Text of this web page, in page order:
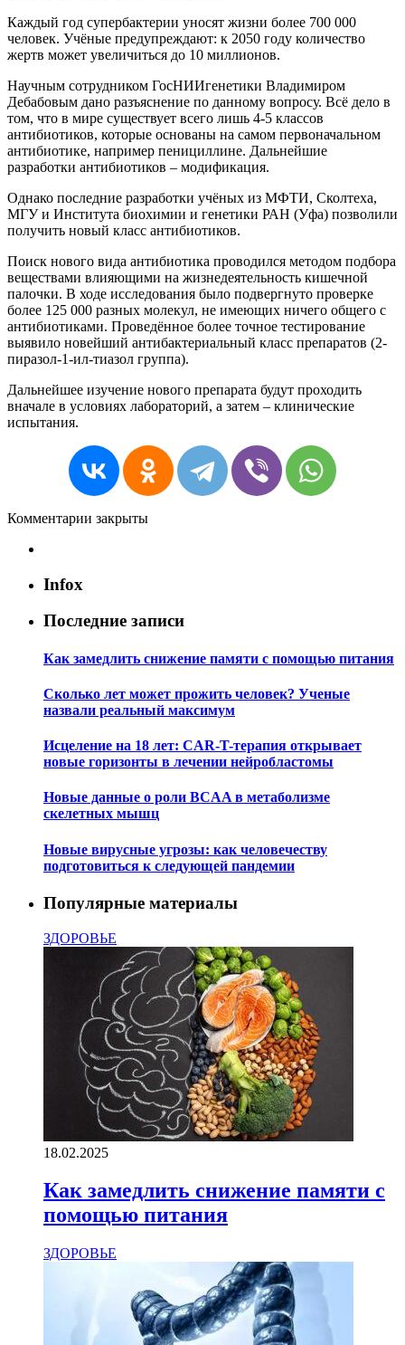
Каждый год супербактерии уносят жизни более 700 000
человек. Учёные предупреждают: к 2050 году количество
жертв может увеличиться до 10 миллионов.
Научным сотрудником ГосНИИгенетики Владимиром
Дебабовым дано разъяснение по данному вопросу. Всё дело в
том, что в мире существует всего лишь 4-5 классов
антибиотиков, которые основаны на самом первоначальном
антибиотике, например пенициллине. Дальнейшие
разработки антибиотиков – модификация.
Однако последние разработки учёных из МФТИ, Сколтеха,
МГУ и Института биохимии и генетики РАН (Уфа) позволили
получить новый класс антибиотиков.
Поиск нового вида антибиотика проводился методом подбора
веществами влияющими на жизнедеятельность кишечной
палочки. В ходе исследования было подвергнуто проверке
более 125 000 разных молекул, не имеющих ничего общего с
антибиотиками. Проведённое более точное тестирование
выявило новейший антибактериальный класс препаратов (2-
пиразол-1-ил-тиазол группа).
Дальнейшее изучение нового препарата будут проходить
вначале в условиях лабораторий, а затем – клинические
испытания.
Комментарии закрыты
Infox
Последние записи
Как замедлить снижение памяти с помощью питания
Сколько лет может прожить человек? Ученые
назвали реальный максимум
Исцеление на 18 лет: CAR-T-терапия открывает
новые горизонты в лечении нейробластомы
Новые данные о роли BCAA в метаболизме
скелетных мышц
Новые вирусные угрозы: как человечеству
подготовиться к следующей пандемии
Популярные материалы
ЗДОРОВЬЕ
18.02.2025
Как замедлить снижение памяти с
помощью питания
ЗДОРОВЬЕ